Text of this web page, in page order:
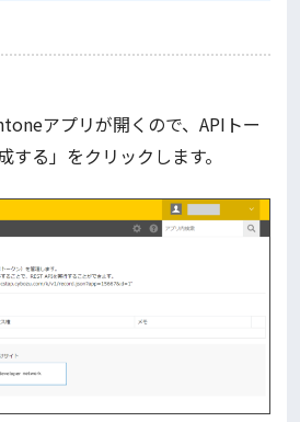
アプリが開くので、APIトー
する」をクリックします。